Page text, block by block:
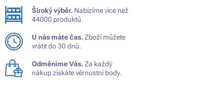
Široký výběr. Nabízíme více než
44000 produktů.
U nás máte čas.Zboží můžete
vrátit do 30 dnů.
Odměníme Vás.Za každý
nákup získáte věrnostní body.